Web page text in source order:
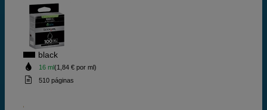
black
16 ml(1,84 € por ml)
510 páginas